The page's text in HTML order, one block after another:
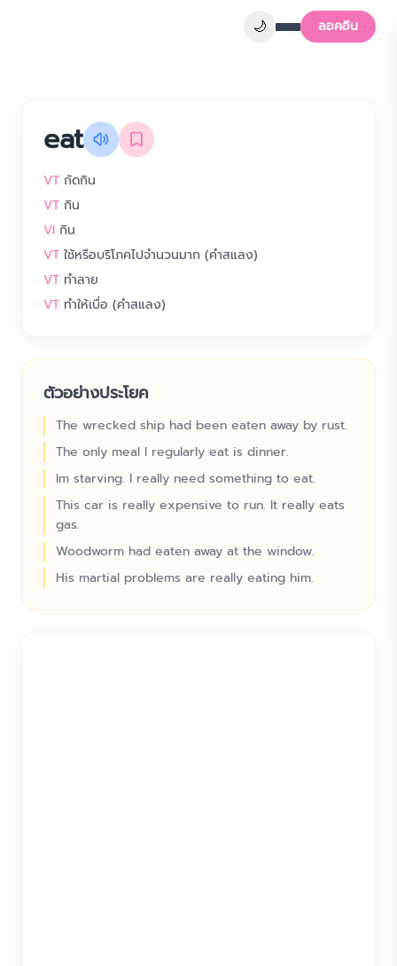
🌙 ลอคอิน
eat
VT กัดกิน
VT กิน
VI กิน
VT ใช้หรือบริโภคไปจำนวนมาก (คำสแลง)
VT ทำลาย
VT ทำให้เบื่อ (คำสแลง)
ตัวอย่างประโยค
The wrecked ship had been eaten away by rust.
The only meal I regularly eat is dinner.
Im starving. I really need something to eat.
This car is really expensive to run. It really eats
gas.
Woodworm had eaten away at the window.
His martial problems are really eating him.